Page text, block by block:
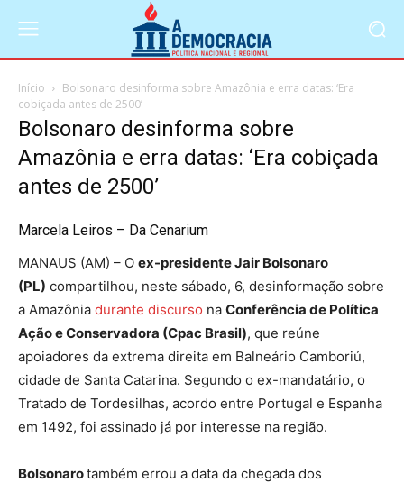
Início
Bolsonaro desinforma sobre Amazônia e erra datas: ‘Era
cobiçada antes de 2500’
Bolsonaro desinforma sobre
Amazônia e erra datas: ‘Era cobiçada
antes de 2500’
Marcela Leiros – Da Cenarium
MANAUS (AM) – O ex-presidente Jair Bolsonaro
(PL) compartilhou, neste sábado, 6, desinformação sobre
a Amazônia durante discurso na Conferência de Política
Ação e Conservadora (Cpac Brasil), que reúne
apoiadores da extrema direita em Balneário Camboriú,
cidade de Santa Catarina. Segundo o ex-mandatário, o
Tratado de Tordesilhas, acordo entre Portugal e Espanha
em 1492, foi assinado já por interesse na região.
Bolsonarotambém errou a data da chegada dos